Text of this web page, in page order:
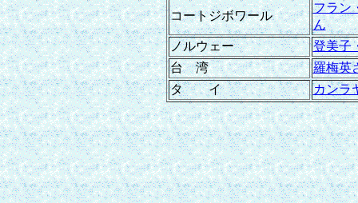
コートジボワール
フラン
ん
ノルウェー
登美子
台 湾
羅梅英
タ イ
カンラ